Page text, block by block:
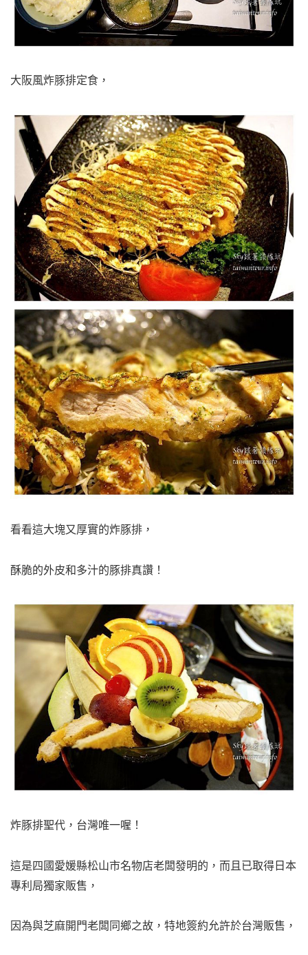
大阪風炸豚排定食，
看看這大塊又厚實的炸豚排，
酥脆的外皮和多汁的豚排真讚！
炸豚排聖代，台灣唯一喔！
這是四國愛媛縣松山市名物店老闆發明的，而且已取得日本
專利局獨家販售，
因為與芝麻開門老闆同鄉之故，特地簽約允許於台灣販售，